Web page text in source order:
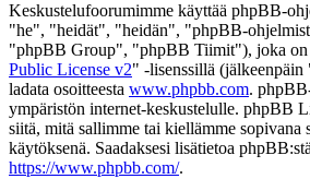
Keskustelufoorumimme käyttää phpBB-
"he", "heidät", "heidän", "phpBB-
"phpBB Group", "phpBB Tiimit"), joka
Public License v2" -lisenssillä
ladata osoitteesta www.phpbb.com.
ympäristön internet-keskustelulle. phpBB
siitä, mitä sallimme tai kiellämme sopivana
käytöksenä. Saadaksesi lisätietoa
https://www.phpbb.com/.